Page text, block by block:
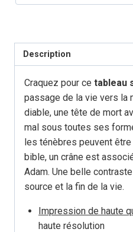
Description
Craquez pour ce tableau
passage de la vie vers la
diable, une tête de mort
mal sous toutes ses
les ténèbres peuvent
bible, un crâne est
Adam. Une belle
source et la fin de la vie.
Impression de haute
haute résolution